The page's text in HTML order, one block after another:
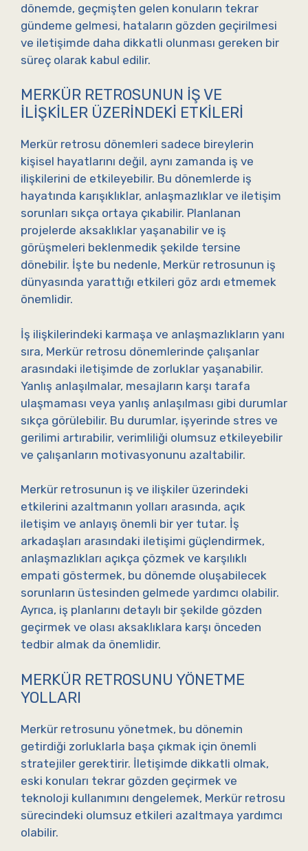
dönemde, geçmişten gelen konuların tekrar
gündeme gelmesi, hataların gözden geçirilmesi
ve iletişimde daha dikkatli olunması gereken bir
süreç olarak kabul edilir.
MERKÜR RETROSUNUN İŞ VE
İLIŞKILER ÜZERINDEKI ETKILERI
Merkür retrosu dönemleri sadece bireylerin
kişisel hayatlarını değil, aynı zamanda iş ve
ilişkilerini de etkileyebilir. Bu dönemlerde iş
hayatında karışıklıklar, anlaşmazlıklar ve iletişim
sorunları sıkça ortaya çıkabilir. Planlanan
projelerde aksaklıklar yaşanabilir ve iş
görüşmeleri beklenmedik şekilde tersine
dönebilir. İşte bu nedenle, Merkür retrosunun iş
dünyasında yarattığı etkileri göz ardı etmemek
önemlidir.
İş ilişkilerindeki karmaşa ve anlaşmazlıkların yanı
sıra, Merkür retrosu dönemlerinde çalışanlar
arasındaki iletişimde de zorluklar yaşanabilir.
Yanlış anlaşılmalar, mesajların karşı tarafa
ulaşmaması veya yanlış anlaşılması gibi durumlar
sıkça görülebilir. Bu durumlar, işyerinde stres ve
gerilimi artırabilir, verimliliği olumsuz etkileyebilir
ve çalışanların motivasyonunu azaltabilir.
Merkür retrosunun iş ve ilişkiler üzerindeki
etkilerini azaltmanın yolları arasında, açık
iletişim ve anlayış önemli bir yer tutar. İş
arkadaşları arasındaki iletişimi güçlendirmek,
anlaşmazlıkları açıkça çözmek ve karşılıklı
empati göstermek, bu dönemde oluşabilecek
sorunların üstesinden gelmede yardımcı olabilir.
Ayrıca, iş planlarını detaylı bir şekilde gözden
geçirmek ve olası aksaklıklara karşı önceden
tedbir almak da önemlidir.
MERKÜR RETROSUNU YÖNETME
YOLLARI
Merkür retrosunu yönetmek, bu dönemin
getirdiği zorluklarla başa çıkmak için önemli
stratejiler gerektirir. İletişimde dikkatli olmak,
eski konuları tekrar gözden geçirmek ve
teknoloji kullanımını dengelemek, Merkür retrosu
sürecindeki olumsuz etkileri azaltmaya yardımcı
olabilir.